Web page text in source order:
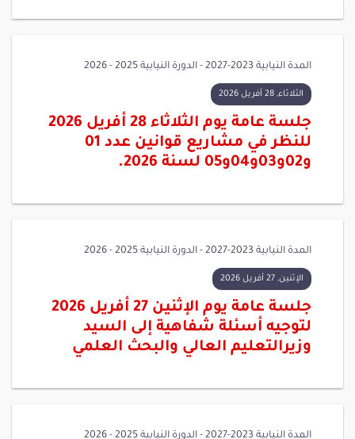
المدة النيابية 2023-2027 - الدورة النيابية 2025 - 2026
الثلاثاء, 28 أفريل 2026
جلسة عامة يوم الثلاثاء 28 أفريل 2026
للنظر في مشاريع قوانين عدد 01
و02و03و04و05 لسنة 2026.
المدة النيابية 2023-2027 - الدورة النيابية 2025 - 2026
الإثنين, 27 أفريل 2026
جلسة عامة يوم الإثنين 27 أفريل 2026
لتوجيه أسئلة شفاهية إلى السيد
وزيرالتعليم العالي والبحث العلمي
المدة النيابية 2023-2027 - الدورة النيابية 2025 - 2026